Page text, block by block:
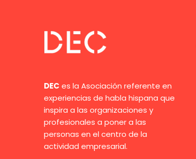
DEC es la Asociación referente en
experiencias de habla hispana que
inspira a las organizaciones y
profesionales a poner a las
personas en el centro de la
actividad empresarial.